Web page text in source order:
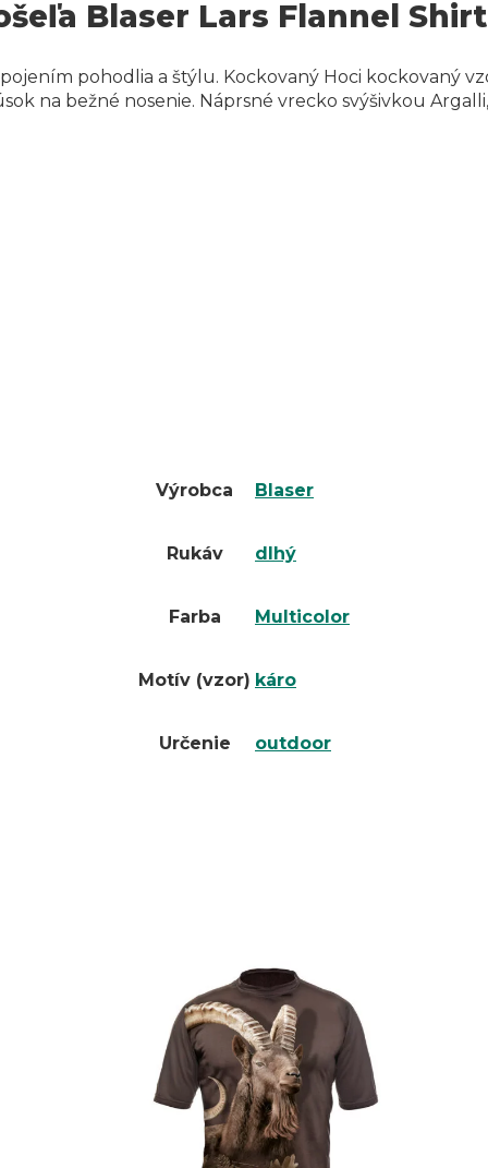
Blaser Lars Flannel Shirt
pohodlia a štýlu. Kockovaný Hoci kockovaný
na bežné nosenie. Náprsné vrecko svýšivkou
Výrobca Blaser
Rukáv dlhý
Farba Multicolor
Motív (vzor) káro
Určenie outdoor